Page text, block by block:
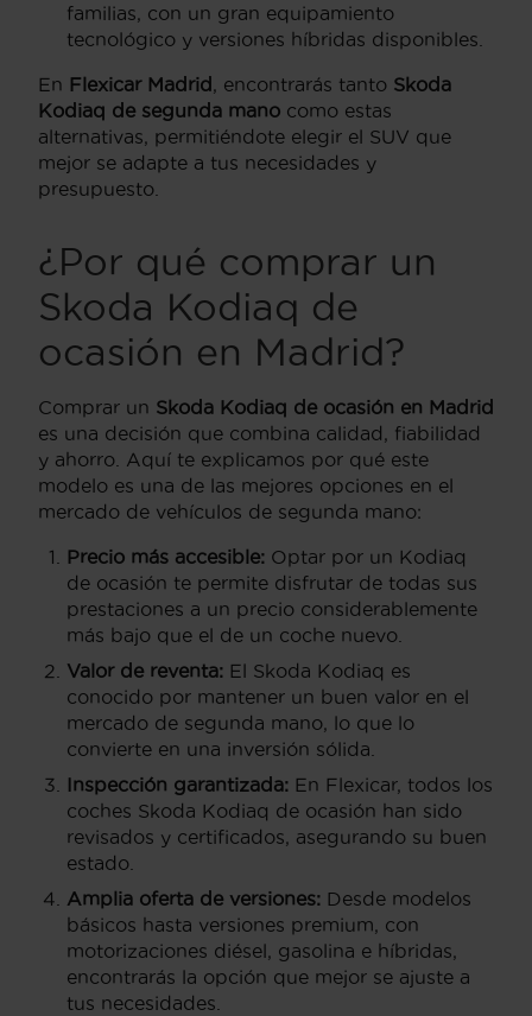
familias, con un gran equipamiento
tecnológico y versiones híbridas disponibles.
En Flexicar Madrid , encontrarás tanto Skoda
Kodiaq de segunda mano como estas
alternativas, permitiéndote elegir el SUV que
mejor se adapte a tus necesidades y
presupuesto.
¿Por qué comprar un
Skoda Kodiaq de
ocasión en Madrid?
Comprar un Skoda Kodiaq de ocasión en Madrid
es una decisión que combina calidad, fiabilidad
y ahorro. Aquí te explicamos por qué este
modelo es una de las mejores opciones en el
mercado de vehículos de segunda mano:
Precio más accesible: Optar por un Kodiaq
de ocasión te permite disfrutar de todas sus
prestaciones a un precio considerablemente
más bajo que el de un coche nuevo.
Valor de reventa: El Skoda Kodiaq es
conocido por mantener un buen valor en el
mercado de segunda mano, lo que lo
convierte en una inversión sólida.
Inspección garantizada: En Flexicar, todos los
coches Skoda Kodiaq de ocasión han sido
revisados y certificados, asegurando su buen
estado.
Amplia oferta de versiones: Desde modelos
básicos hasta versiones premium, con
motorizaciones diésel, gasolina e híbridas,
encontrarás la opción que mejor se ajuste a
tus necesidades.